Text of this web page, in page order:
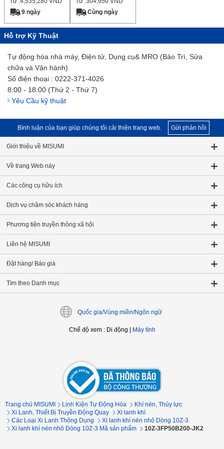
9 ngày
Cùng ngày
Hỗ trợ Kỹ Thuật
Tự động hóa nhà máy, Điện tử, Dụng cụ& MRO (Bảo Trì, Sửa
chữa và Vận hành)
Số điện thoại : 0222-371-4026
8:00 - 18:00 (Thứ 2 - Thứ 7)
Yêu Cầu kỹ thuật
Bình luận của bạn giúp chúng tôi cải thiện trang web. Gửi phản hồi
Giới thiệu về MISUMI
Về trang Web này
Các công cụ hữu ích
Dịch vụ chăm sóc khách hàng
Phương tiện truyền thông xã hội
Liên hệ MISUMI
Đặt hàng/ Báo giá
Tìm theo Danh mục
Quốc gia/Vùng miền/Ngôn ngữ
Chế độ xem: Di động Máy tính
Trang chủ MISUMI Linh Kiện Tự Động Hóa
Khí nén, Thủy lực
Xi Lanh, Thiết Bị Truyền Động Quay
Xi lanh khí
Các Loại Xi Lanh Thông Dụng
Xi lanh khí nén nhỏ Dòng 10Z-3
Xi lanh khí nén nhỏ Dòng 10Z-3 Mã sản phẩm
10Z-3FP50B200-JK2